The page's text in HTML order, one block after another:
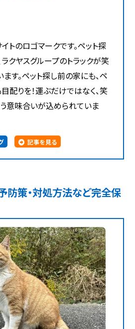
トのロゴマークです。ペット探
クヤスグループのトラックが笑
す。ペット探し前の家にも、ペ
配りを！運ぶだけではなく、笑
意味合いが込められていま
記事を見る
策・対処方法など完全保